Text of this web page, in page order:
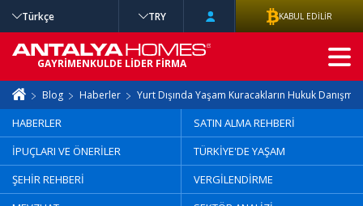
Blog Haberler Yurt Dışında Yaşam Kuracakların Hukuk
HABERLER
SATIN ALMA REHBERİ
İPUÇLARI VE ÖNERİLER
TÜRKİYE'DE YAŞAM
ŞEHİR REHBERİ
VERGİLENDİRME
Türkçe TRY KABUL EDİLİR
GAYRİMENKULDE LİDER FİRMA
GELİŞMİŞ
ARAMA